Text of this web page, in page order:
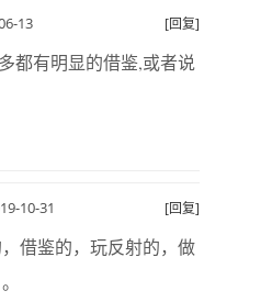
13 [回复]
都有明显的借鉴,或者说
10-31 [回复]
借鉴的，玩反射的，做